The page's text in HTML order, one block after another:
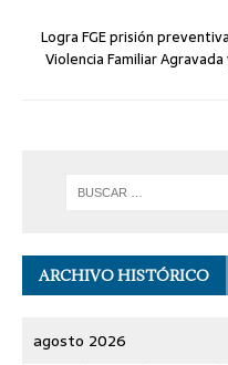
Logra FGE prisión
Violencia Familiar
ARCHIVO HISTÓRICO
agosto 2026